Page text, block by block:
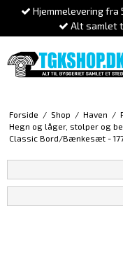
Hjemmelevering fra
Alt samlet
Forside / Shop / Haven /
Hegn og låger, stolper og
Classic Bord/Bænkesæt -